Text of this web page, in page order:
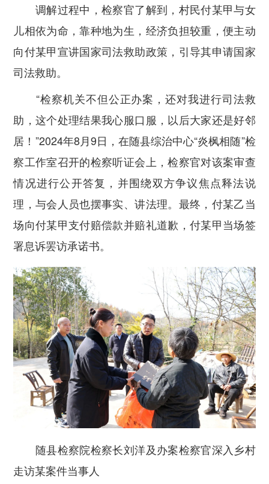
调解过程中，检察官了解到，村民付某甲与女
儿相依为命，靠种地为生，经济负担较重，便主动
向付某甲宣讲国家司法救助政策，引导其申请国家
司法救助。
“检察机关不但公正办案，还对我进行司法救
助，这个处理结果我心服口服，以后大家还是好邻
居！”2024年8月9日，在随县综治中心“炎枫相随”检
察工作室召开的检察听证会上，检察官对该案审查
情况进行公开答复，并围绕双方争议焦点释法说
理，与会人员也摆事实、讲法理。最终，付某乙当
场向付某甲支付赔偿款并赔礼道歉，付某甲当场签
署息诉罢访承诺书。
随县检察院检察长刘洋及办案检察官深入乡村
走访某案件当事人